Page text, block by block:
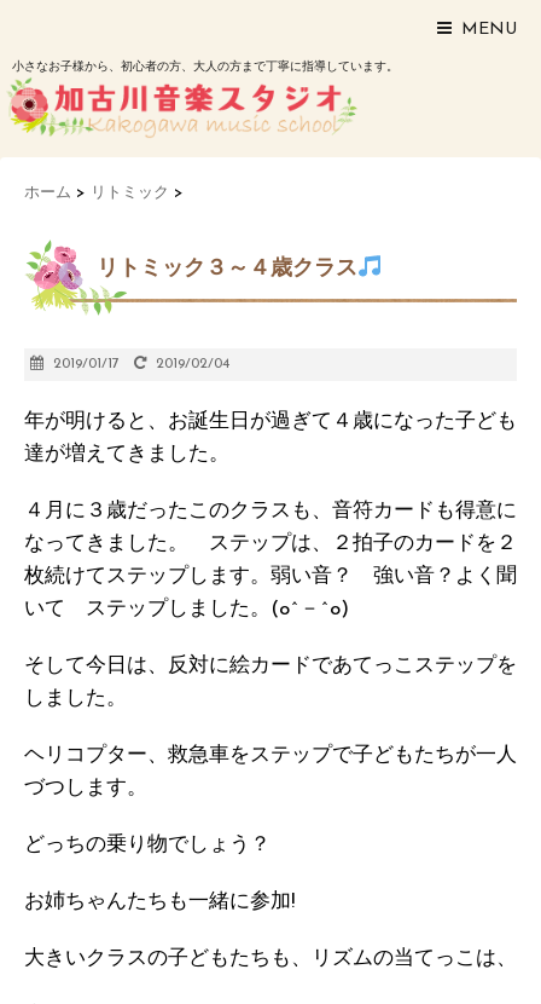
MENU
小さなお子様から、初心者の方、大人の方まで丁寧に指導しています。
ホーム > リトミック >
リトミック３～４歳クラス
2019/01/17 2019/02/04
年が明けると、お誕生日が過ぎて４歳になった子ども
達が増えてきました。
４月に３歳だったこのクラスも、音符カードも得意に
なってきました。 ステップは、２拍子のカードを２
枚続けてステップします。弱い音？ 強い音？よく聞
いて ステップしました。(o^－^o)
そして今日は、反対に絵カードであてっこステップを
しました。
ヘリコプター、救急車をステップで子どもたちが一人
づつします。
どっちの乗り物でしょう？
お姉ちゃんたちも一緒に参加!
大きいクラスの子どもたちも、リズムの当てっこは、